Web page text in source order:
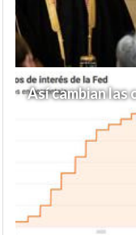
Así cambian las